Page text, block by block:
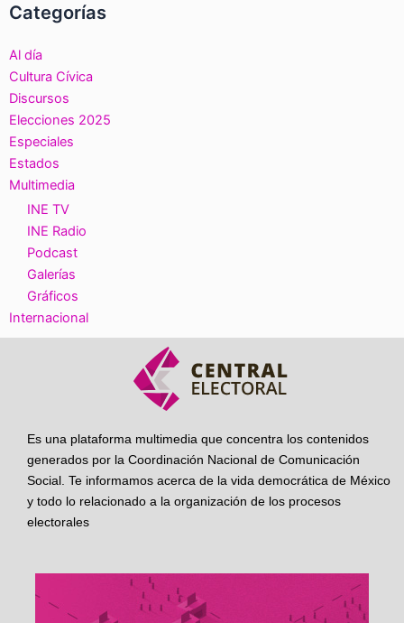
Categorías
Al día
Cultura Cívica
Discursos
Elecciones 2025
Especiales
Estados
Multimedia
INE TV
INE Radio
Podcast
Galerías
Gráficos
Internacional
Es una plataforma multimedia que concentra los contenidos
generados por la Coordinación Nacional de Comunicación
Social. Te informamos acerca de la vida democrática de México
y todo lo relacionado a la organización de los procesos
electorales